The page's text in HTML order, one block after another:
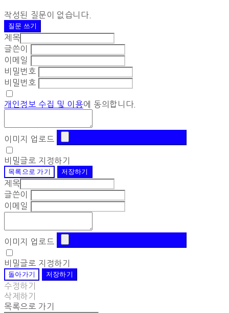
작성된 질문이 없습니다.
질문 쓰기
제목
글쓴이
이메일
비밀번호
비밀번호
개인정보 수집 및 이용에 동의합니다.
이미지 업로드
비밀글로 지정하기
목록으로 가기
저장하기
제목
글쓴이
이메일
이미지 업로드
비밀글로 지정하기
돌아가기
저장하기
수정하기
삭제하기
목록으로 가기